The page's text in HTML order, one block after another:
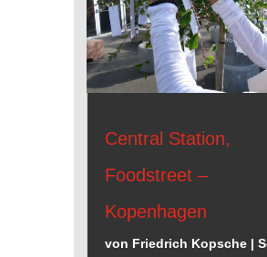
Central Station,
Foodstreet –
Kopenhagen
von Friedrich Kopsche|